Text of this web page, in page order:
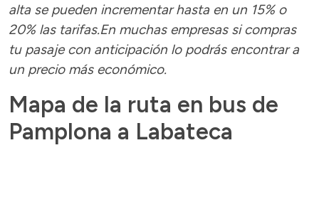
alta se pueden incrementar hasta en un 15% o
20% las tarifas.En muchas empresas si compras
tu pasaje con anticipación lo podrás encontrar a
un precio más económico.
Mapa de la ruta en bus de
Pamplona a Labateca